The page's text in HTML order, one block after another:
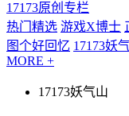
17173原创专栏
热门精选 游戏X博士
图个好回忆 17173妖
MORE +
17173妖气山